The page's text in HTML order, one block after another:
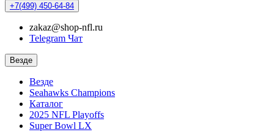
+7(499) 450-64-84
zakaz@shop-nfl.ru
Telegram Чат
Везде
Везде
Seahawks Champions
Каталог
2025 NFL Playoffs
Super Bowl LX